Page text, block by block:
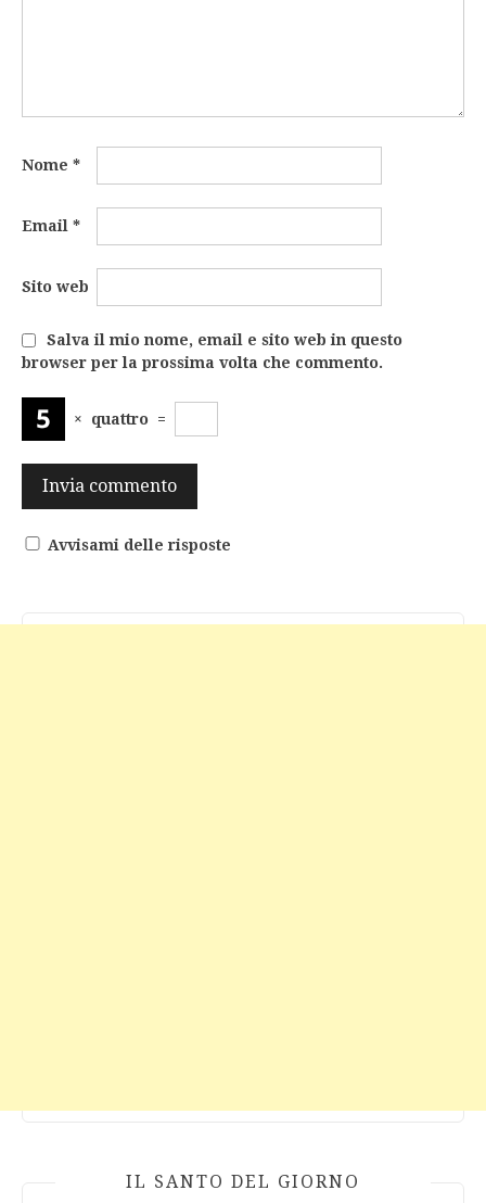
Nome *
Email *
Sito web
Salva il mio nome, email e sito web in questo
browser per la prossima volta che commento.
× quattro =
Avvisami delle risposte
IL SANTO DEL GIORNO